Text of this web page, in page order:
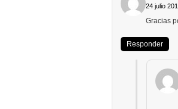
24 julio
Gracias
Responder